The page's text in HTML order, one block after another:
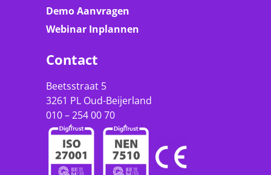
Demo Aanvragen
Webinar Inplannen
Contact
Beetsstraat 5
3261 PL Oud-Beijerland
010 – 254 00 70